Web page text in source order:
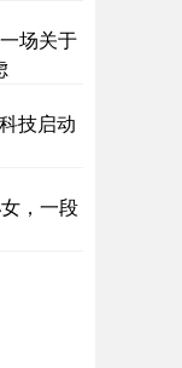
场关于
技启动
，一段